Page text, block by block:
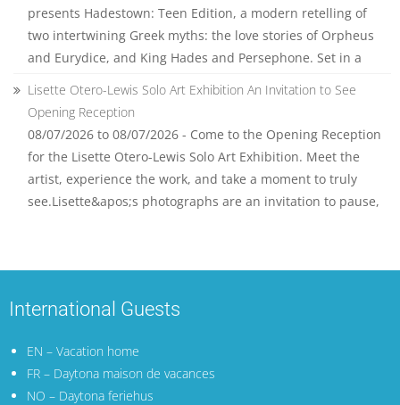
presents Hadestown: Teen Edition, a modern retelling of
two intertwining Greek myths: the love stories of Orpheus
and Eurydice, and King Hades and Persephone. Set in a
Lisette Otero-Lewis Solo Art Exhibition An Invitation to See
Opening Reception
08/07/2026 to 08/07/2026 - Come to the Opening Reception
for the Lisette Otero-Lewis Solo Art Exhibition. Meet the
artist, experience the work, and take a moment to truly
see.Lisette&apos;s photographs are an invitation to pause,
International Guests
EN – Vacation home
FR – Daytona maison de vacances
NO – Daytona feriehus